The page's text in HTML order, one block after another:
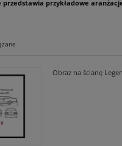
przedstawia przykładowe
Obraz na ścianę